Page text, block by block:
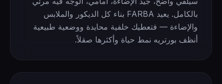
بالكامل. يعيد FARBA بناء كل الديكور والملابس
والإضاءة — فتعطيك خلفية محايدة ووضعية طبيعية
أنظف بورتريه نمط حياة وأكثرها صقلاً.